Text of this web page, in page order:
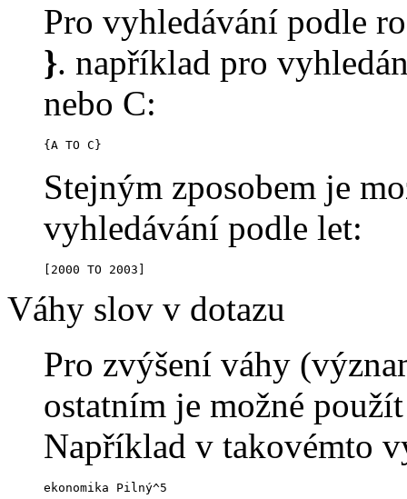
Pro vyhledávání podle
}. například pro
nebo C:
{A TO C}
Stejným zposobem je
vyhledávání podle let:
[2000 TO 2003]
Váhy slov v dotazu
Pro zvýšení váhy
ostatním je možné
Například v takovémto
ekonomika Pilný^5